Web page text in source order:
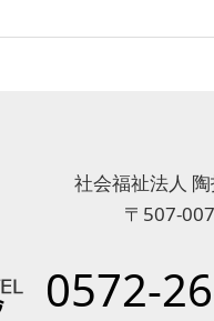
社会福祉法人
〒507-
0572-